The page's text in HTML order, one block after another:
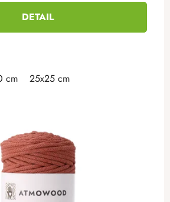
DETAIL
cm 25x25 cm